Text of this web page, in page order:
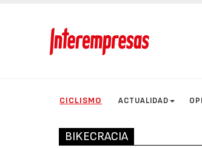
CICLISMO ACTUALIDAD
BIKECRACIA